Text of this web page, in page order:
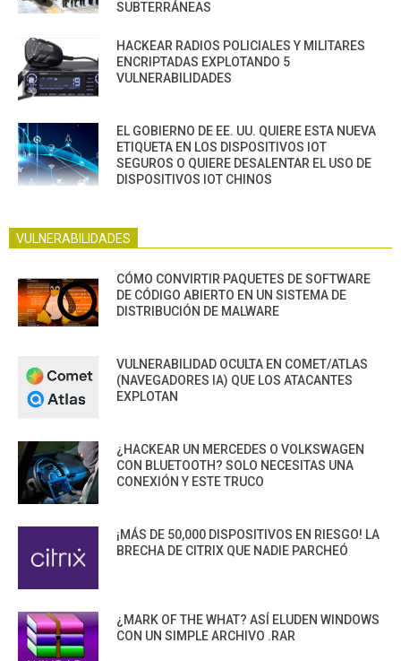
SUBTERRÁNEAS
HACKEAR RADIOS POLICIALES Y MILITARES
ENCRIPTADAS EXPLOTANDO 5
VULNERABILIDADES
EL GOBIERNO DE EE. UU. QUIERE ESTA NUEVA
ETIQUETA EN LOS DISPOSITIVOS IOT
SEGUROS O QUIERE DESALENTAR EL USO DE
DISPOSITIVOS IOT CHINOS
VULNERABILIDADES
CÓMO CONVIRTIR PAQUETES DE SOFTWARE
DE CÓDIGO ABIERTO EN UN SISTEMA DE
DISTRIBUCIÓN DE MALWARE
VULNERABILIDAD OCULTA EN COMET/ATLAS
(NAVEGADORES IA) QUE LOS ATACANTES
EXPLOTAN
¿HACKEAR UN MERCEDES O VOLKSWAGEN
CON BLUETOOTH? SOLO NECESITAS UNA
CONEXIÓN Y ESTE TRUCO
¡MÁS DE 50,000 DISPOSITIVOS EN RIESGO! LA
BRECHA DE CITRIX QUE NADIE PARCHEÓ
¿MARK OF THE WHAT? ASÍ ELUDEN WINDOWS
CON UN SIMPLE ARCHIVO .RAR